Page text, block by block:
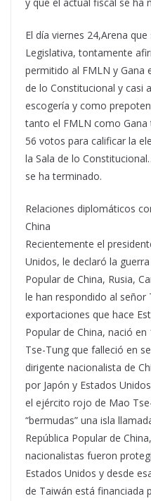
El día viernes 24,Arena
Legislativa, tontamente
permitido al FMLN y Gana
de lo Constitucional y casi
escogería y como
tanto el FMLN como
56 votos para calificar la
la Sala de lo
se ha terminado.
Relaciones diplomáticos
China
Recientemente el
Unidos, le declaró la
Popular de China, Rusia,
le han respondido al señor
exportaciones que hace
Popular de China, nació
Tse-Tung que falleció en
dirigente nacionalista de
por Japón y Estados
el ejército rojo de Mao
“bermudas” una isla
República Popular de
nacionalistas fueron
Estados Unidos y desde
de Taiwán está financiada